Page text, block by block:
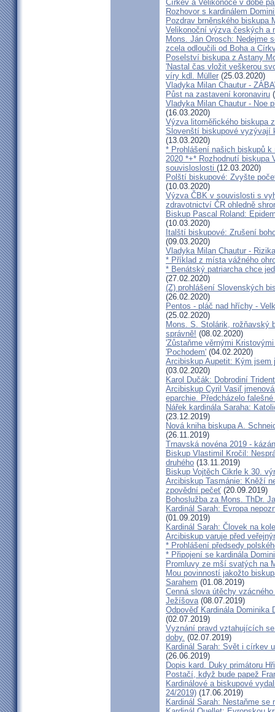
Církev a Velikonoce v době
Rozhovor s kardinálem
Pozdrav brněnského biskupa
Velikonoční výzva českých a
Mons. Ján Orosch: Nedejme
zcela odloučili od Boha a
Poselství biskupa z Astany
'Nastal čas vložit veškerou
víry kdl. Müller (25.03.2020)
Vladyka Milan Chautur -
Půst na zastavení koronaviru
Vladyka Milan Chautur - Noe
(16.03.2020)
Výzva litoměřického biskupa
Slovenští biskupové vyzývají
(13.03.2020)
* Prohlášení našich biskupů
2020 *+* Rozhodnutí biskupa
souvisloslosti (12.03.2020)
Polští biskupové: Zvyšte
(10.03.2020)
Výzva ČBK v souvislosti s
zdravotnictví ČR ohledně
Biskup Pascal Roland:
(10.03.2020)
Italští biskupové: Zrušení
(09.03.2020)
Vladyka Milan Chautur -
* Příklad z místa vážného
* Benátský patriarcha chce
(27.02.2020)
(Z) prohlášení Slovenských
(26.02.2020)
Pentos - pláč nad hříchy -
(25.02.2020)
Mons. S. Stolárik, rožňavský
správně! (08.02.2020)
'Zůstaňme věrnými
'Pochodem' (04.02.2020)
Arcibiskup Aupetit: Kým jsem
(03.02.2020)
Karol Dučák: Dobrodiní
Arcibiskup Cyril Vasiľ
eparchie. Předcházelo
Nářek kardinála Saraha:
(23.12.2019)
Nová kniha biskupa A.
(26.11.2019)
Trnavská novéna 2019 -
Biskup Vlastimil Kročil:
druhého (13.11.2019)
Biskup Vojtěch Cikrle k 30.
Arcibiskup Tasmánie: Kněží
zpovědní pečeť (20.09.2019)
Bohoslužba za Mons. ThDr.
Kardinál Sarah: Evropa
(01.09.2019)
Kardinál Sarah: Človek na
Arcibiskup varuje před
* Prohlášení předsedy
* Připojení se kardinála
Promluvy ze mší svatých na
Mou povinností jakožto
Sarahem (01.08.2019)
Cenná slova útěchy
Ježíšova(08.07.2019)
Odpověď Kardinála Dominika
(02.07.2019)
Vyznání pravd vztahujících
doby. (02.07.2019)
Kardinál Sarah: Svět i církev
(26.06.2019)
Dopis kard. Duky primátoru
Postačí, když bude papež
Kardinálové a biskupové
24/2019) (17.06.2019)
Kardinál Sarah: Nestaňme